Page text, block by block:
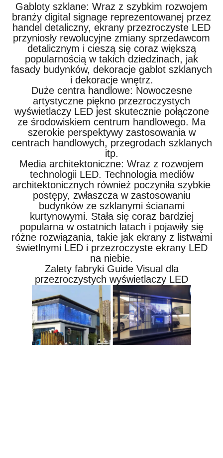
Gabloty szklane: Wraz z szybkim rozwojem
branży digital signage reprezentowanej przez
handel detaliczny, ekrany przezroczyste LED
przyniosły rewolucyjne zmiany sprzedawcom
detalicznym i cieszą się coraz większą
popularnością w takich dziedzinach, jak
fasady budynków, dekoracje gablot szklanych
i dekoracje wnętrz.
Duże centra handlowe: Nowoczesne
artystyczne piękno przezroczystych
wyświetlaczy LED jest skutecznie połączone
ze środowiskiem centrum handlowego. Ma
szerokie perspektywy zastosowania w
centrach handlowych, przegrodach szklanych
itp.
Media architektoniczne: Wraz z rozwojem
technologii LED. Technologia mediów
architektonicznych również poczyniła szybkie
postępy, zwłaszcza w zastosowaniu
budynków ze szklanymi ścianami
kurtynowymi. Stała się coraz bardziej
popularna w ostatnich latach i pojawiły się
różne rozwiązania, takie jak ekrany z listwami
świetlnymi LED i przezroczyste ekrany LED
na niebie.
Zalety fabryki Guide Visual dla
przezroczystych wyświetlaczy LED